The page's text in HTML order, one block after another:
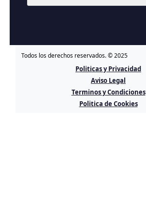
Todos los derechos reservados. © 2025
Politicas y Privacidad
Aviso Legal
Terminos y Condiciones
Politica de Cookies